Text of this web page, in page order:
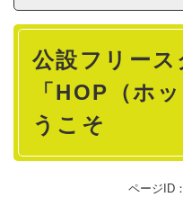
本
公設フリース
「HOP（ホ
うこそ
ページID